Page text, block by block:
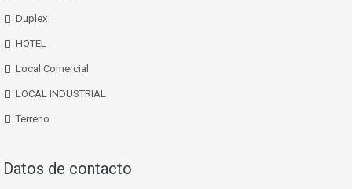
Duplex
HOTEL
Local Comercial
LOCAL INDUSTRIAL
Terreno
Datos de contacto